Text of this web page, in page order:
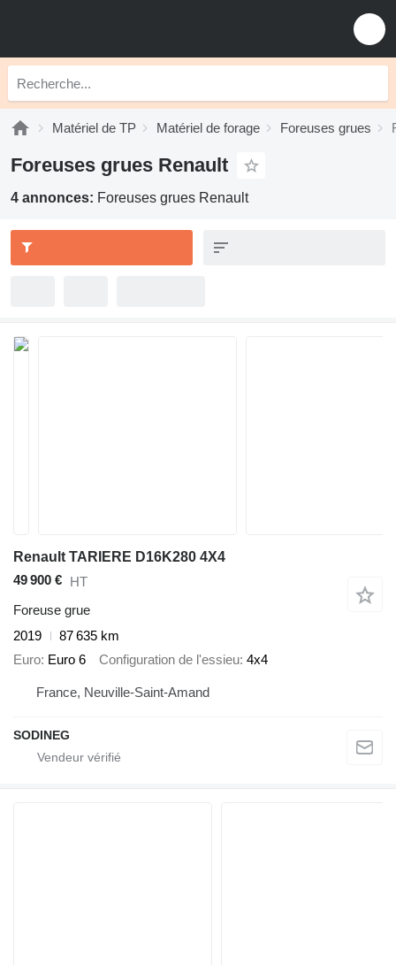
Matériel de TP Matériel de forage Foreuses grues
Foreuses grues Renault
4 annonces: Foreuses grues Renault
Renault TARIERE D16K280 4X4
49 900 € HT
Foreuse grue
2019
87 635 km
Euro Euro 6 Configuration de l'essieu 4x4
France, Neuville-Saint-Amand
SODINEG